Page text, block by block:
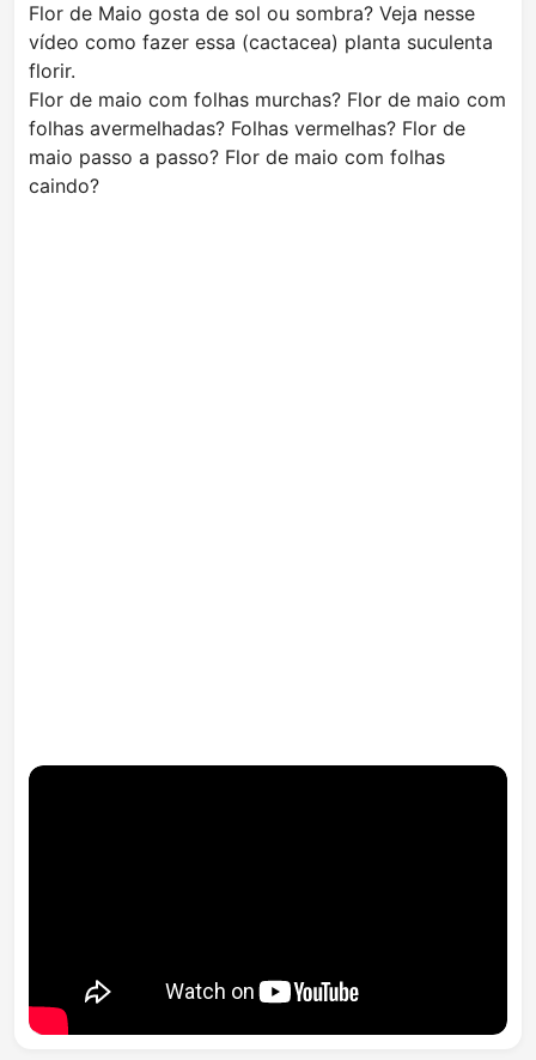
Flor de Maio gosta de sol ou sombra? Veja nesse
vídeo como fazer essa (cactacea) planta suculenta
florir.
Flor de maio com folhas murchas? Flor de maio com
folhas avermelhadas? Folhas vermelhas? Flor de
maio passo a passo? Flor de maio com folhas
caindo?